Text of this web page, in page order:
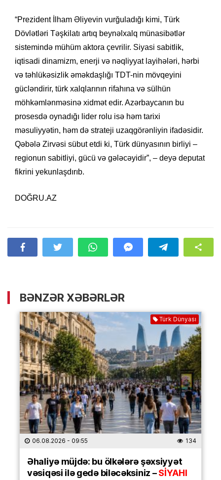
“Prezident İlham Əliyevin vurğuladığı kimi, Türk
Dövlətləri Təşkilatı artıq beynəlxalq münasibətlər
sistemində mühüm aktora çevrilir. Siyasi sabitlik,
iqtisadi dinamizm, enerji və nəqliyyat layihələri, hərbi
və təhlükəsizlik əməkdaşlığı TDT-nin mövqeyini
gücləndirir, türk xalqlarının rifahına və sülhün
möhkəmlənməsinə xidmət edir. Azərbaycanın bu
prosesdə oynadığı lider rolu isə həm tarixi
məsuliyyətin, həm də strateji uzaqgörənliyin ifadəsidir.
Qəbələ Zirvəsi sübut etdi ki, Türk dünyasının birliyi –
regionun sabitliyi, gücü və gələcəyidir”, – deyə deputat
fikrini yekunlaşdırıb.
DOĞRU.AZ
BƏNZƏR XƏBƏRLƏR
Türk Dünyası
06.08.2026 - 09:55 134
Əhaliyə müjdə: bu ölkələrə şəxsiyyət
vəsiqəsi ilə gedə biləcəksiniz –SİYAHI